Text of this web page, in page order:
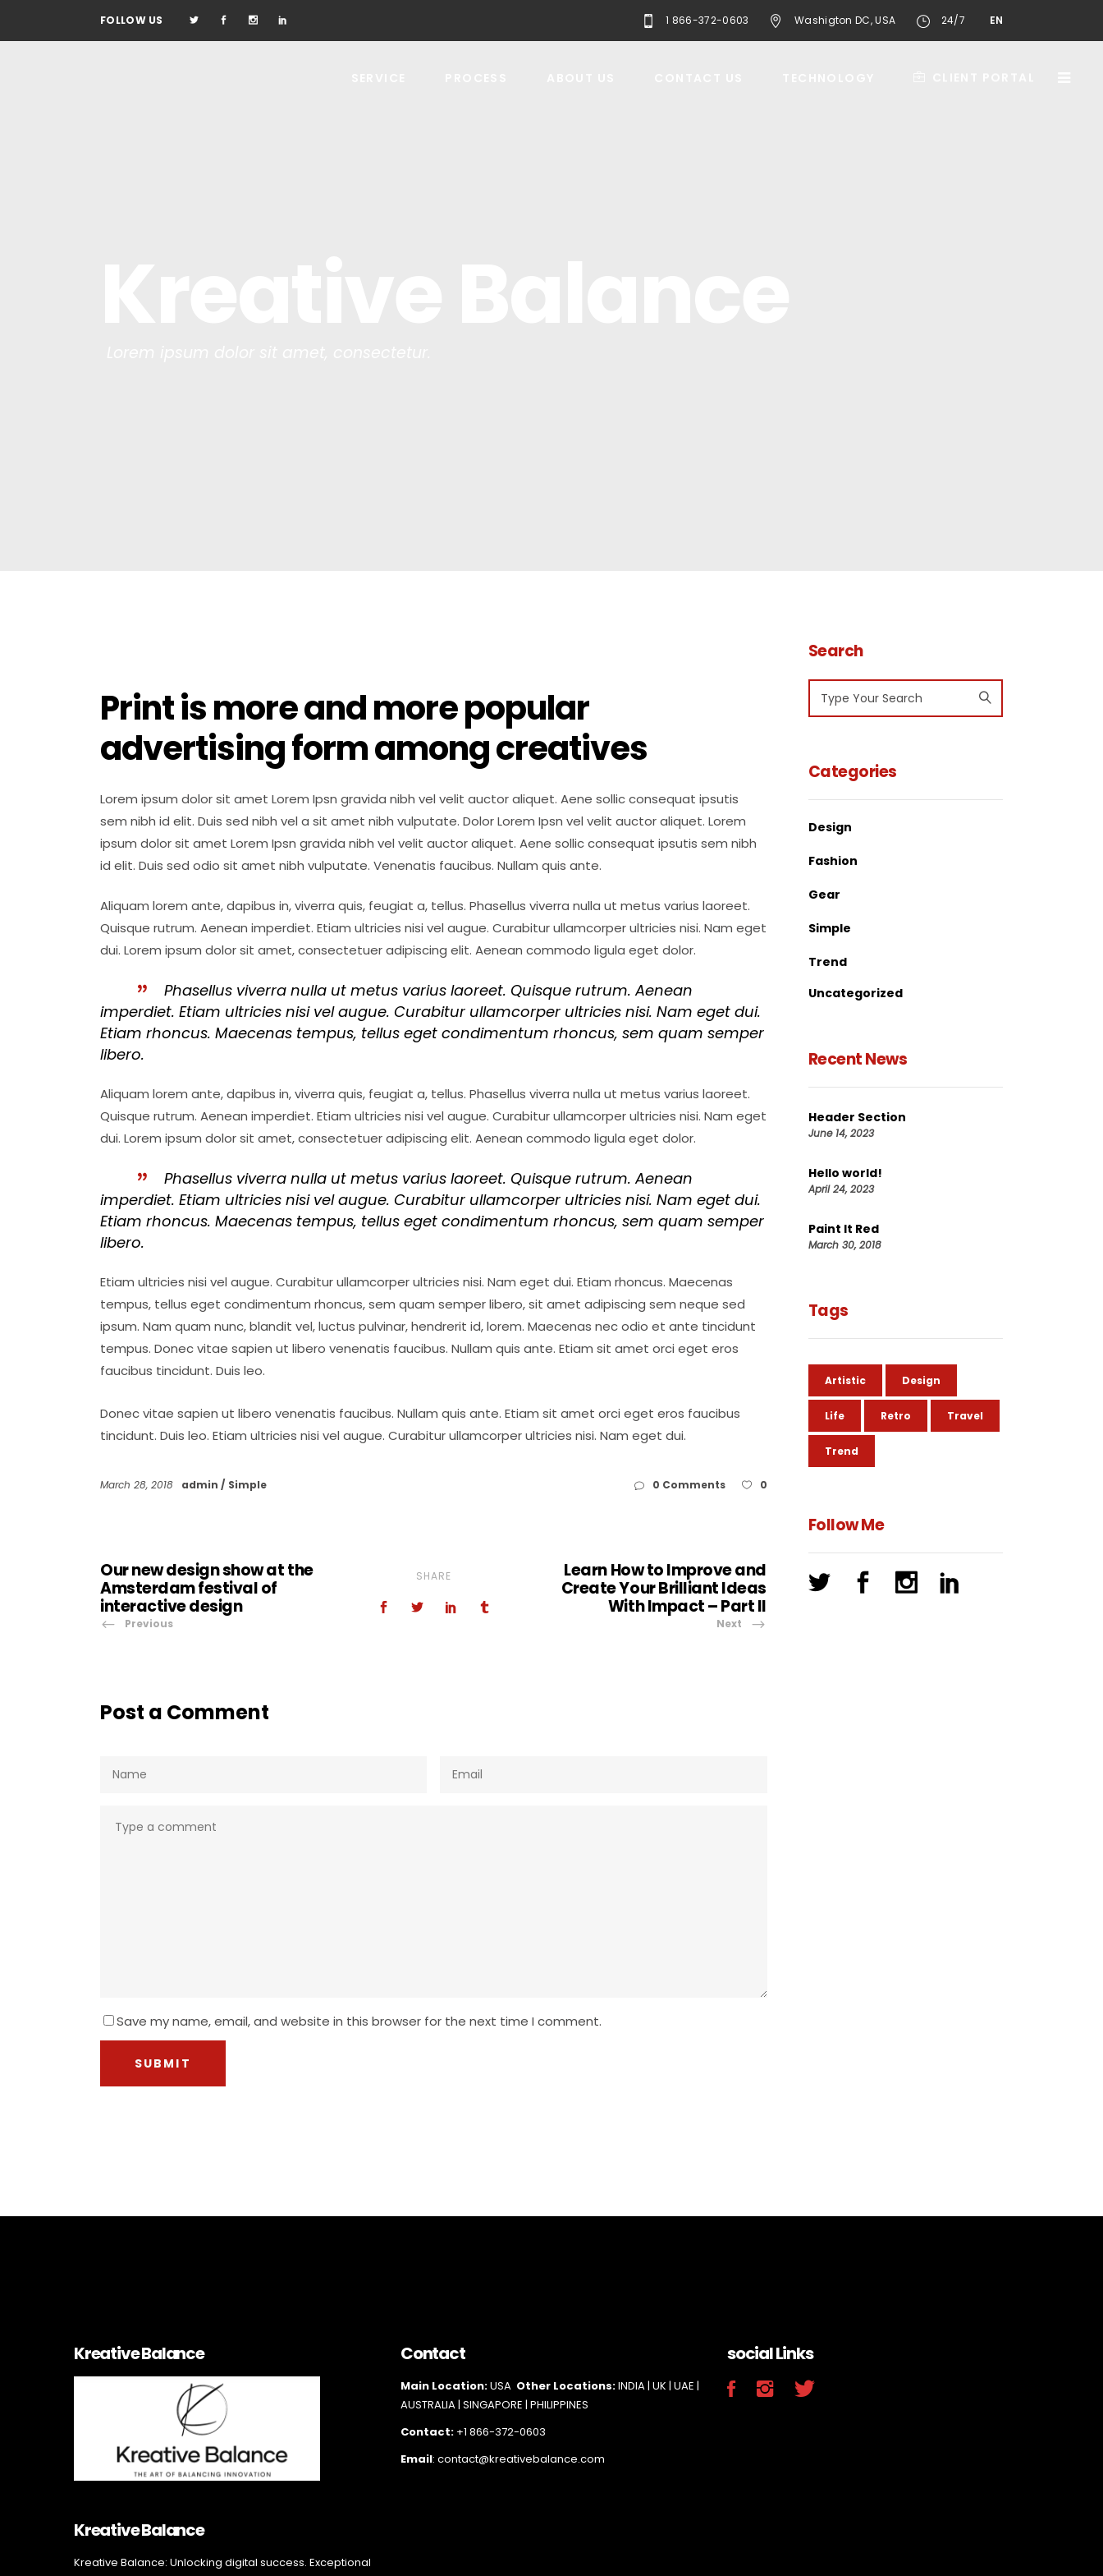
FOLLOW US 1 866-372-0603 Washigton DC, USA 24/7 EN
Print is more and more popular
advertising form among creatives
Lorem ipsum dolor sit amet Lorem Ipsn gravida nibh vel velit auctor aliquet. Aene sollic consequat ipsutis
sem nibh id elit. Duis sed nibh vel a sit amet nibh vulputate. Dolor Lorem Ipsn vel velit auctor aliquet. Lorem
ipsum dolor sit amet Lorem Ipsn gravida nibh vel velit auctor aliquet. Aene sollic consequat ipsutis sem nibh
id elit. Duis sed odio sit amet nibh vulputate. Venenatis faucibus. Nullam quis ante.
Aliquam lorem ante, dapibus in, viverra quis, feugiat a, tellus. Phasellus viverra nulla ut metus varius laoreet.
Quisque rutrum. Aenean imperdiet. Etiam ultricies nisi vel augue. Curabitur ullamcorper ultricies nisi. Nam eget
dui. Lorem ipsum dolor sit amet, consectetuer adipiscing elit. Aenean commodo ligula eget dolor.
Phasellus viverra nulla ut metus varius laoreet. Quisque rutrum. Aenean
imperdiet. Etiam ultricies nisi vel augue. Curabitur ullamcorper ultricies nisi. Nam eget dui.
Etiam rhoncus. Maecenas tempus, tellus eget condimentum rhoncus, sem quam semper
libero.
Aliquam lorem ante, dapibus in, viverra quis, feugiat a, tellus. Phasellus viverra nulla ut metus varius laoreet.
Quisque rutrum. Aenean imperdiet. Etiam ultricies nisi vel augue. Curabitur ullamcorper ultricies nisi. Nam eget
dui. Lorem ipsum dolor sit amet, consectetuer adipiscing elit. Aenean commodo ligula eget dolor.
Phasellus viverra nulla ut metus varius laoreet. Quisque rutrum. Aenean
imperdiet. Etiam ultricies nisi vel augue. Curabitur ullamcorper ultricies nisi. Nam eget dui.
Etiam rhoncus. Maecenas tempus, tellus eget condimentum rhoncus, sem quam semper
libero.
Etiam ultricies nisi vel augue. Curabitur ullamcorper ultricies nisi. Nam eget dui. Etiam rhoncus. Maecenas
tempus, tellus eget condimentum rhoncus, sem quam semper libero, sit amet adipiscing sem neque sed
ipsum. Nam quam nunc, blandit vel, luctus pulvinar, hendrerit id, lorem. Maecenas nec odio et ante tincidunt
tempus. Donec vitae sapien ut libero venenatis faucibus. Nullam quis ante. Etiam sit amet orci eget eros
faucibus tincidunt. Duis leo.
Donec vitae sapien ut libero venenatis faucibus. Nullam quis ante. Etiam sit amet orci eget eros faucibus
tincidunt. Duis leo. Etiam ultricies nisi vel augue. Curabitur ullamcorper ultricies nisi. Nam eget dui.
March 28, 2018 admin Simple 0 Comments 0
Our new design show at the
Amsterdam festival of
interactive design
Previous
SHARE
Learn How to Improve and
Create Your Brilliant Ideas
With Impact – Part II
Next
Post a Comment
Save my name, email, and website in this browser for the next time I comment.
Search
for:
Categories
Design
Fashion
Gear
Simple
Trend
Uncategorized
Recent News
Header Section
June 14, 2023
Hello world!
April 24, 2023
Paint It Red
March 30, 2018
Tags
Artistic Design
Life Retro Travel
Trend
Follow Me
Kreative Balance
Kreative Balance
Kreative Balance: Unlocking digital success. Exceptional
Contact
Main Location:USA Other Locations:INDIA | UK | UAE |
AUSTRALIA | SINGAPORE | PHILIPPINES
Contact: +1 866-372-0603
Email: contact@kreativebalance.com
social Links